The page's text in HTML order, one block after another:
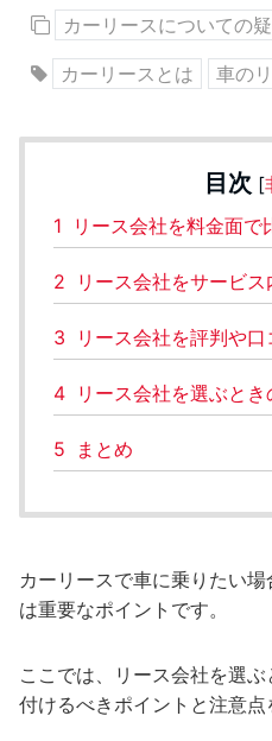
カーリースについての
カーリースとは 車の
目次 [
1
リース会社を料金面で
2 リース会社をサービ
3 リース会社を評判や
4 リース会社を選ぶとき
5 まとめ
カーリースで車に乗りたい
は重要なポイントです。
ここでは、リース会社を選
付けるべきポイントと注意点